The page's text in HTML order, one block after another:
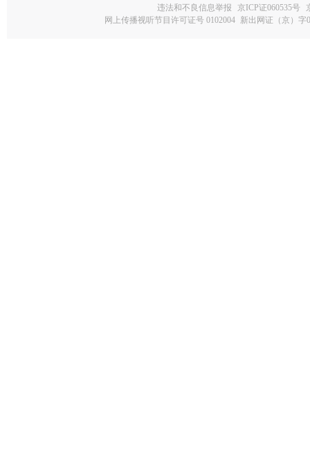
违法和不良信息举报 京ICP证060535号
网上传播视听节目许可证号 0102004 新出网证（京）